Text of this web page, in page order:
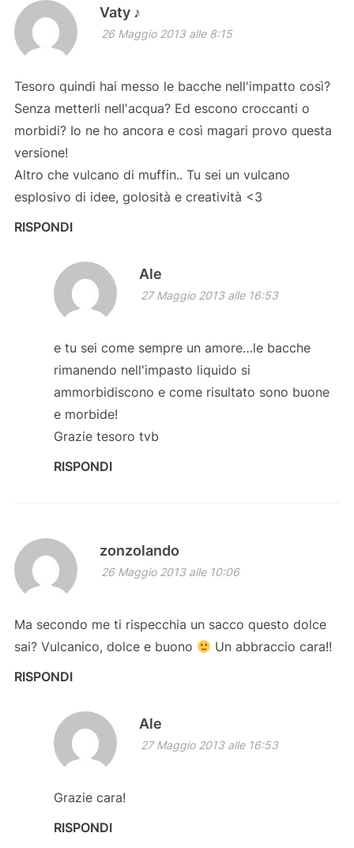
Vaty ♪
26 Maggio 2013 alle 8:15
Tesoro quindi hai messo le bacche nell'impatto così?
Senza metterli nell'acqua? Ed escono croccanti o
morbidi? Io ne ho ancora e così magari provo questa
versione!
Altro che vulcano di muffin.. Tu sei un vulcano
esplosivo di idee, golosità e creatività <3
RISPONDI
Ale
27 Maggio 2013 alle 16:53
e tu sei come sempre un amore…le bacche
rimanendo nell'impasto liquido si
ammorbidiscono e come risultato sono buone
e morbide!
Grazie tesoro tvb
RISPONDI
zonzolando
26 Maggio 2013 alle 10:06
Ma secondo me ti rispecchia un sacco questo dolce
sai? Vulcanico, dolce e buono
Un abbraccio cara!!
RISPONDI
Ale
27 Maggio 2013 alle 16:53
Grazie cara!
RISPONDI